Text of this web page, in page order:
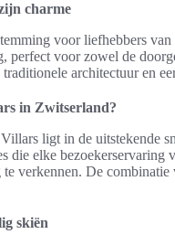
charme
voor liefhebbers van
perfect voor zowel de
architectuur en
in Zwitserland?
ligt in de uitstekende
die elke
verkennen. De
skiën